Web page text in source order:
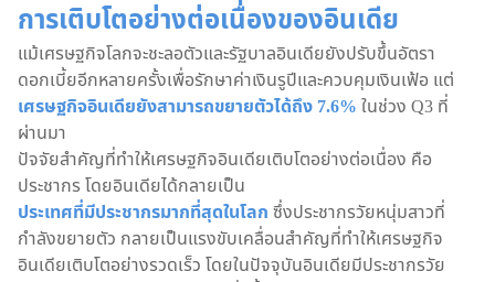
การเติบโตอย่างต่อเนื่องของอินเดีย
แม้เศรษฐกิจโลกจะชะลอตัวและรัฐบาลอินเดียยังปรับขึ้นอัตรา
ดอกเบี้ยอีกหลายครั้งเพื่อรักษาค่าเงินรูปีและควบคุมเงินเฟ้อ แต่
เศรษฐกิจอินเดียยังสามารถขยายตัวได้ถึง 7.6% ในช่วง Q3 ที่
ผ่านมา
ปัจจัยสำคัญที่ทำให้เศรษฐกิจอินเดียเติบโตอย่างต่อเนื่อง คือ
ประชากร โดยอินเดียได้กลายเป็น
ประเทศที่มีประชากรมากที่สุดในโลก ซึ่งประชากรวัยหนุ่มสาวที่
กำลังขยายตัว กลายเป็นแรงขับเคลื่อนสำคัญที่ทำให้เศรษฐกิจ
อินเดียเติบโตอย่างรวดเร็ว โดยในปัจจุบันอินเดียมีประชากรวัย